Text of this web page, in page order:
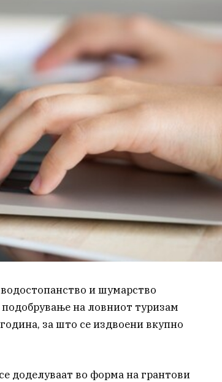
и шумарство
подобрување на ловниот туризам
за што се издвоени вкупно
доделуваат во форма на грантови